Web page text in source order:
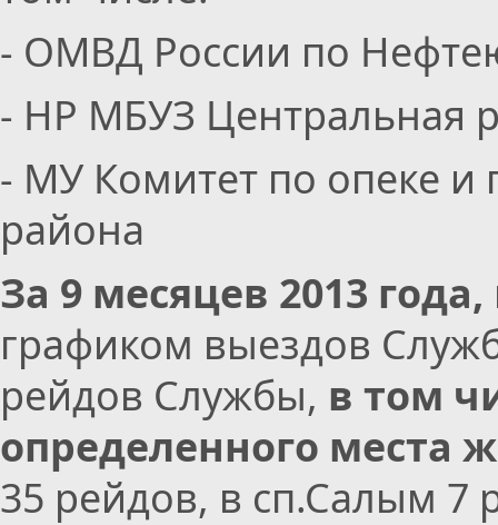
- ОМВД России по
- НР МБУЗ Центральная
- МУ Комитет по опеке и
района
За 9 месяцев 2013 года,
графиком выездов
рейдов Службы, в том
определенного места
35 рейдов, в сп.Салым 7